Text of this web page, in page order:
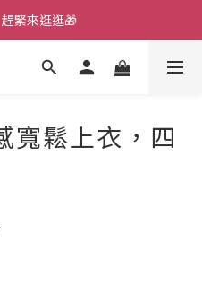
!! 限時折扣優惠😍
趕緊來逛逛🎁
好康攏底家🥰★
寬鬆上衣，四